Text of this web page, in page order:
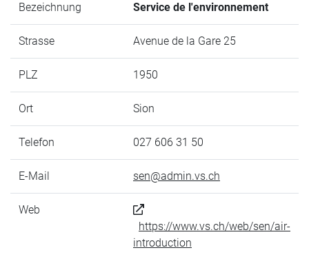
Bezeichnung Service de l'environnement
Strasse Avenue de la Gare 25
PLZ 1950
Ort Sion
Telefon 027 606 31 50
E-Mail sen@admin.vs.ch
Web
https://www.vs.ch/web/sen/air-
introduction